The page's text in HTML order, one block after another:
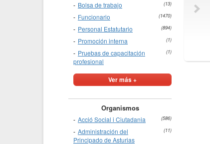
Bolsa de trabajo (13)
Funcionario (1470)
Personal Estatutario (894)
Promoción interna (1)
Pruebas de capacitación
profesional
(1)
Ver más +
Organismos
Acció Social i Ciutadania (586)
Administración del
Principado de Asturias
(11)